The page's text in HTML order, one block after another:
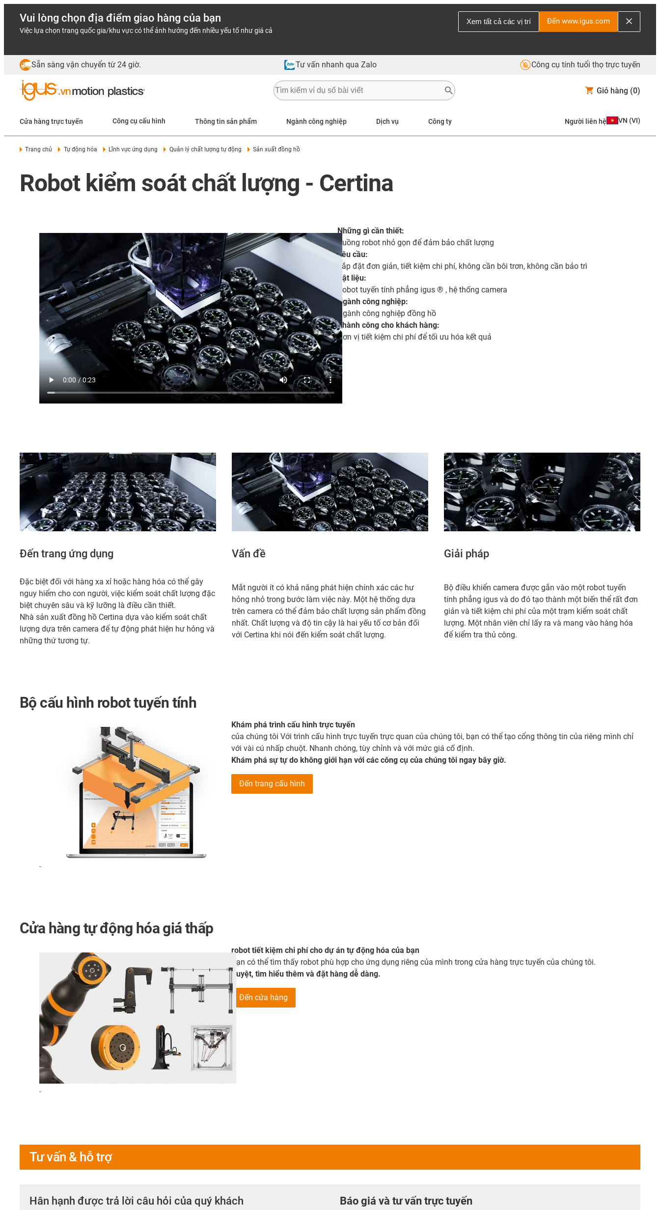
Vui lòng chọn địa điểm giao hàng của bạn
Việc lựa chọn trang quốc gia/khu vực có thể ảnh hưởng đến nhiều yếu tố như giá cả
Xem tất cả các vị trí Đến www.igus.com
Sẵn sàng vận chuyển từ 24 giờ. Tư vấn nhanh qua Zalo Công cụ tính tuổi thọ trực tuyến
Giỏ hàng (0)
Cửa hàng trực tuyến Công cụ cấu hình Thông tin sản phẩm Ngành công nghiệp Dịch vụ Công ty Người liên hệ VN (VI)
Trang chủ Tự động hóa Lĩnh vực ứng dụng Quản lý chất lượng tự động Sản xuất đồng hồ
Robot kiểm soát chất lượng - Certina
Những gì cần thiết:
Buồng robot nhỏ gọn để đảm bảo chất lượng
Yêu cầu:
Lắp đặt đơn giản, tiết kiệm chi phí, không cần bôi trơn, không cần bảo trì
Vật liệu:
Robot tuyến tính phẳng igus ® , hệ thống camera
Ngành công nghiệp:
Ngành công nghiệp đồng hồ
Thành công cho khách hàng:
Đơn vị tiết kiệm chi phí để tối ưu hóa kết quả
Đến trang ứng dụng
Đặc biệt đối với hàng xa xỉ hoặc hàng hóa có thể gây
nguy hiểm cho con người, việc kiểm soát chất lượng đặc
biệt chuyên sâu và kỹ lưỡng là điều cần thiết.
Nhà sản xuất đồng hồ Certina dựa vào kiểm soát chất
lượng dựa trên camera để tự động phát hiện hư hỏng và
những thứ tương tự.
Vấn đề
Mắt người ít có khả năng phát hiện chính xác các hư
hỏng nhỏ trong bước làm việc này. Một hệ thống dựa
trên camera có thể đảm bảo chất lượng sản phẩm đồng
nhất. Chất lượng và độ tin cậy là hai yếu tố cơ bản đối
với Certina khi nói đến kiểm soát chất lượng.
Giải pháp
Bộ điều khiển camera được gắn vào một robot tuyến
tính phẳng igus và do đó tạo thành một biến thể rất đơn
giản và tiết kiệm chi phí của một trạm kiểm soát chất
lượng. Một nhân viên chỉ lấy ra và mang vào hàng hóa
để kiểm tra thủ công.
Bộ cấu hình robot tuyến tính
-
Khám phá trình cấu hình trực tuyến
của chúng tôi Với trình cấu hình trực tuyến trực quan của chúng tôi, bạn có thể tạo cổng thông tin của riêng mình chỉ
với vài cú nhấp chuột. Nhanh chóng, tùy chỉnh và với mức giá cố định.
Khám phá sự tự do không giới hạn với các công cụ của chúng tôi ngay bây giờ.
Đến trang cấu hình
Cửa hàng tự động hóa giá thấp
-
robot tiết kiệm chi phí cho dự án tự động hóa của bạn
Bạn có thể tìm thấy robot phù hợp cho ứng dụng riêng của mình trong cửa hàng trực tuyến của chúng tôi.
Duyệt, tìm hiểu thêm và đặt hàng dễ dàng.
Đến cửa hàng
Tư vấn & hỗ trợ
Hân hạnh được trả lời câu hỏi của quý khách Báo giá và tư vấn trực tuyến